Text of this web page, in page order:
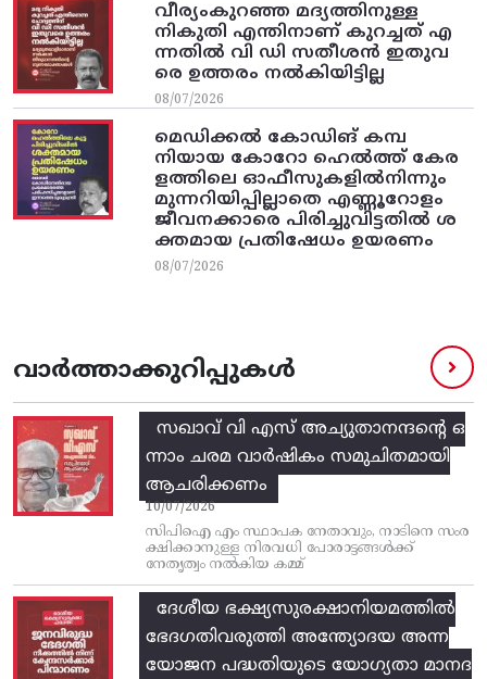
വീര്യംകുറഞ്ഞ മദ്യത്തിനുള്ള
നികുതി എന്തിനാണ് കുറച്ചത് എ
ന്നതിൽ വി ഡി സതീശൻ ഇതുവ
രെ ഉത്തരം നൽകിയിട്ടില്ല
08/07/2026
മെഡിക്കൽ കോഡിങ് കമ്പ
നിയായ കോറോ ഹെൽത്ത് കേര
ളത്തിലെ ഓഫീസുകളിൽനിന്നും
മുന്നറിയിപ്പില്ലാതെ എണ്ണൂറോളം
ജീവനക്കാരെ പിരിച്ചുവിട്ടതിൽ‌ ശ
ക്തമായ പ്രതിഷേധം ഉയരണം
08/07/2026
വാർത്താക്കുറിപ്പുകൾ
സഖാവ് വി എസ്‌ അച്യുതാനന്ദന്റെ ഒ
ന്നാം ചരമ വാര്‍ഷികം സമുചിതമായി
ആചരിക്കണം
10/07/2026
സിപിഐ എം സ്ഥാപക നേതാവും, നാടിനെ സംര
ക്ഷിക്കാനുള്ള നിരവധി പോരാട്ടങ്ങള്‍ക്ക്‌
നേതൃത്വം നല്‍കിയ കമ്മ്
ദേശീയ ഭക്ഷ്യസുരക്ഷാനിയമത്തിൽ
ഭേദഗതിവരുത്തി അന്ത്യോദയ അന്ന
യോജന പദ്ധതിയുടെ യോഗ്യതാ മാനദ